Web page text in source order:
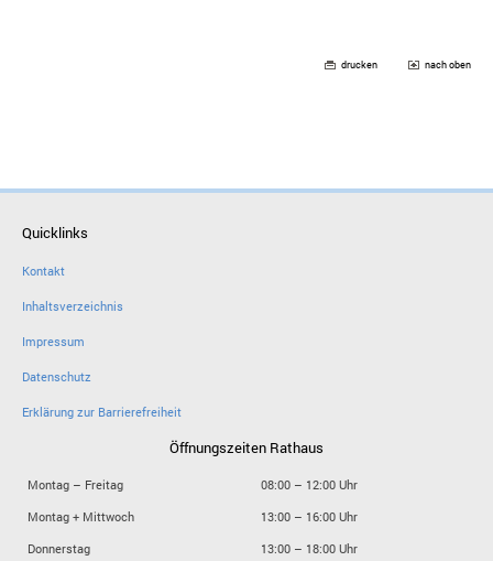
drucken nach oben
Quicklinks
Kontakt
Inhaltsverzeichnis
Impressum
Datenschutz
Erklärung zur Barrierefreiheit
Öffnungszeiten Rathaus
Montag – Freitag
08:00 – 12:00 Uhr
Montag + Mittwoch
13:00 – 16:00 Uhr
Donnerstag
13:00 – 18:00 Uhr